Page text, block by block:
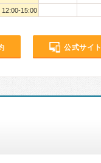
12:00-15:00
公式サイト